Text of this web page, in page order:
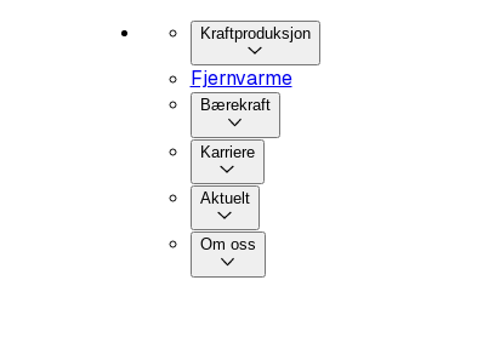
Kraftproduksjon
Fjernvarme
Bærekraft
Karriere
Aktuelt
Om oss